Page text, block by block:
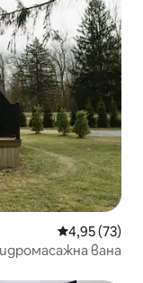
Средна
4,95 (73)
вана